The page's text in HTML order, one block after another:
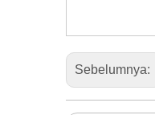
Sebelumnya: